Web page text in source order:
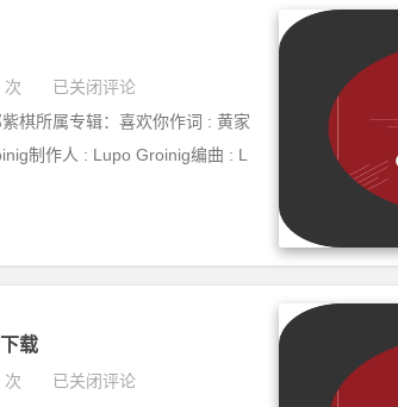
次 已关闭评论
棋所属专辑：喜欢你作词 : 黄家
制作人 : Lupo Groinig编曲 : L
载
次 已关闭评论